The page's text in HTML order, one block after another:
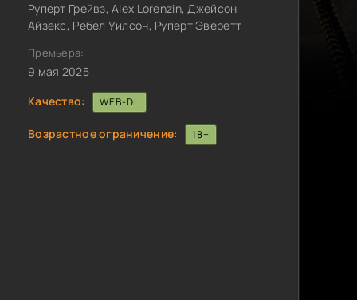
Руперт Грейвз, Alex Lorenzin, Джейсон
Айзекс, Ребел Уилсон, Руперт Эверетт
Премьера:
9 мая 2025
Качество:
WEB-DL
Возрастное ограничение: 18+